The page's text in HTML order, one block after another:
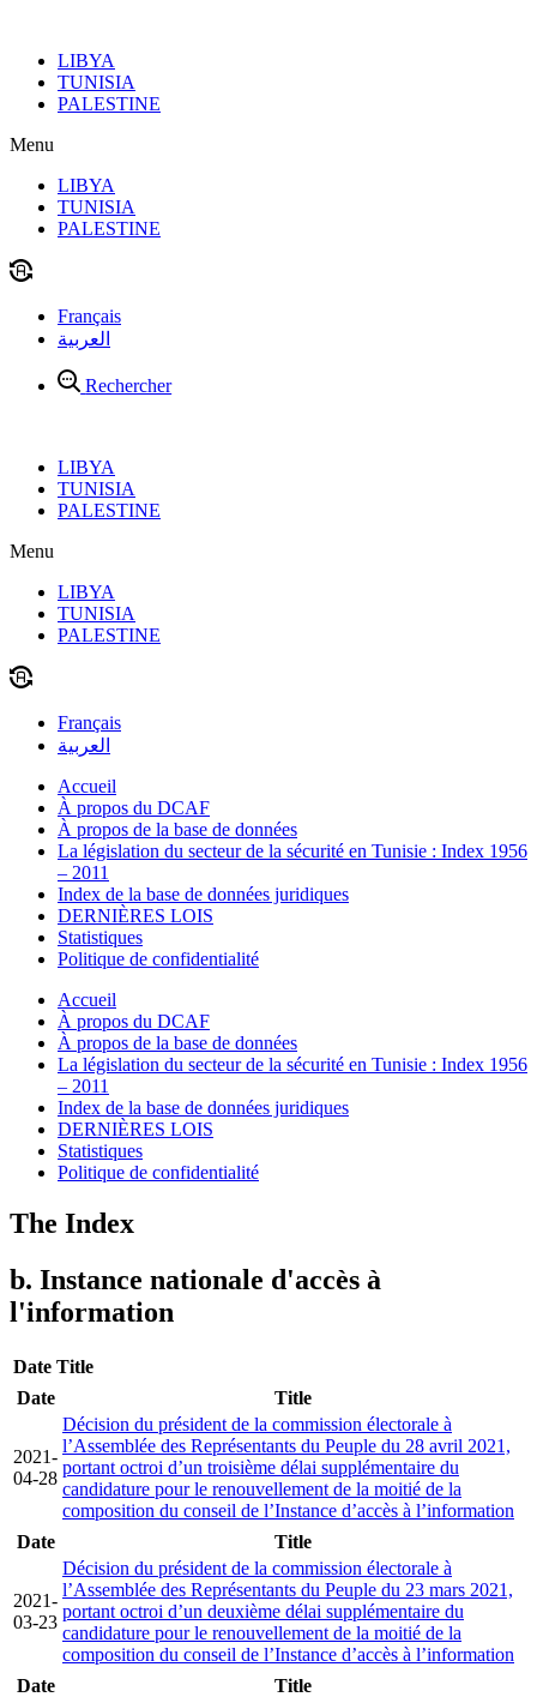
contenuLIBYA
TUNISIA
PALESTINE
Menu
LIBYA
TUNISIA
PALESTINE
Français
العربية
Rechercher
LIBYA
TUNISIA
PALESTINE
Menu
LIBYA
TUNISIA
PALESTINE
Français
العربية
Accueil
À propos du DCAF
À propos de la base de données
La législation du secteur de la sécurité en Tunisie : Index 1956
– 2011
Index de la base de données juridiques
DERNIÈRES LOIS
Statistiques
Politique de confidentialité
Accueil
À propos du DCAF
À propos de la base de données
La législation du secteur de la sécurité en Tunisie : Index 1956
– 2011
Index de la base de données juridiques
DERNIÈRES LOIS
Statistiques
Politique de confidentialité
The Index
b. Instance nationale d'accès à
l'information
Date Title
Date
Title
2021-
04-28
Décision du président de la commission électorale à
l’Assemblée des Représentants du Peuple du 28 avril 2021,
portant octroi d’un troisième délai supplémentaire du
candidature pour le renouvellement de la moitié de la
composition du conseil de l’Instance d’accès à l’information
Date
Title
2021-
03-23
Décision du président de la commission électorale à
l’Assemblée des Représentants du Peuple du 23 mars 2021,
portant octroi d’un deuxième délai supplémentaire du
candidature pour le renouvellement de la moitié de la
composition du conseil de l’Instance d’accès à l’information
Date
Title